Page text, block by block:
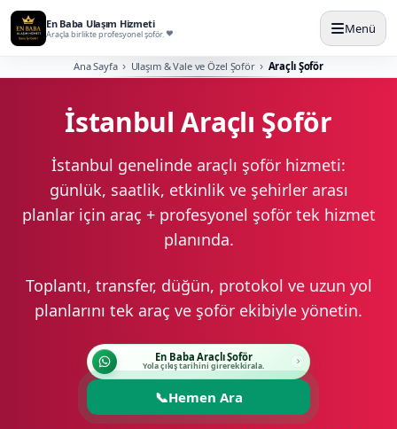
En Baba Ulaşım Hizmeti
Araçla birlikte profesyonel şoför. Menü
Ana Sayfa Ulaşım & Vale ve Özel Şoför Araçlı Şoför
İstanbul Araçlı Şoför
İstanbul genelinde araçlı şoför hizmeti:
günlük, saatlik, etkinlik ve şehirler arası
planlar için araç + profesyonel şoför tek hizmet
planında.
Toplantı, transfer, düğün, protokol ve uzun yol
planlarını tek araç ve şoför ekibiyle yönetin.
En Baba Araçlı Şoför
Yola çıkış tarihini girerek kirala.
📞Hemen Ara